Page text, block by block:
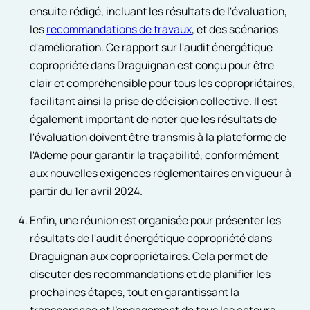
ensuite rédigé, incluant les résultats de l'évaluation,
lesrecommandations de travaux, et des scénarios
d'amélioration. Ce rapport sur l'audit énergétique
copropriété dans Draguignan est conçu pour être
clair et compréhensible pour tous les copropriétaires,
facilitant ainsi la prise de décision collective. Il est
également important de noter que les résultats de
l'évaluation doivent être transmis à la plateforme de
l'Ademe pour garantir la traçabilité, conformément
aux nouvelles exigences réglementaires en vigueur à
partir du 1er avril 2024.
Enfin, une réunion est organisée pour présenter les
résultats de l'audit énergétique copropriété dans
Draguignan aux copropriétaires. Cela permet de
discuter des recommandations et de planifier les
prochaines étapes, tout en garantissant la